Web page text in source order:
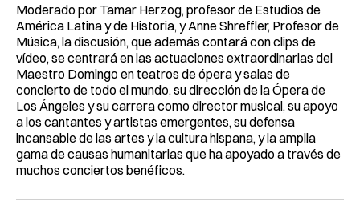
Moderado por Tamar Herzog, profesor de Estudios de
América Latina y de Historia, y Anne Shreffler, Profesor de
Música, la discusión, que además contará con clips de
vídeo, se centrará en las actuaciones extraordinarias del
Maestro Domingo en teatros de ópera y salas de
concierto de todo el mundo, su dirección de la Ópera de
Los Ángeles y su carrera como director musical, su apoyo
a los cantantes y artistas emergentes, su defensa
incansable de las artes y la cultura hispana, y la amplia
gama de causas humanitarias que ha apoyado a través de
muchos conciertos benéficos.